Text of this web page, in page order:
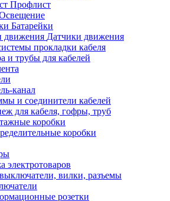
Профлист
Батарейки
Датчики движения
прокладки кабеля
и трубы для кабелей
канал
и соединители кабелей
для кабеля, гофры, труб
коробки
коробки
электротоваров
вилки, разъемы
розетки